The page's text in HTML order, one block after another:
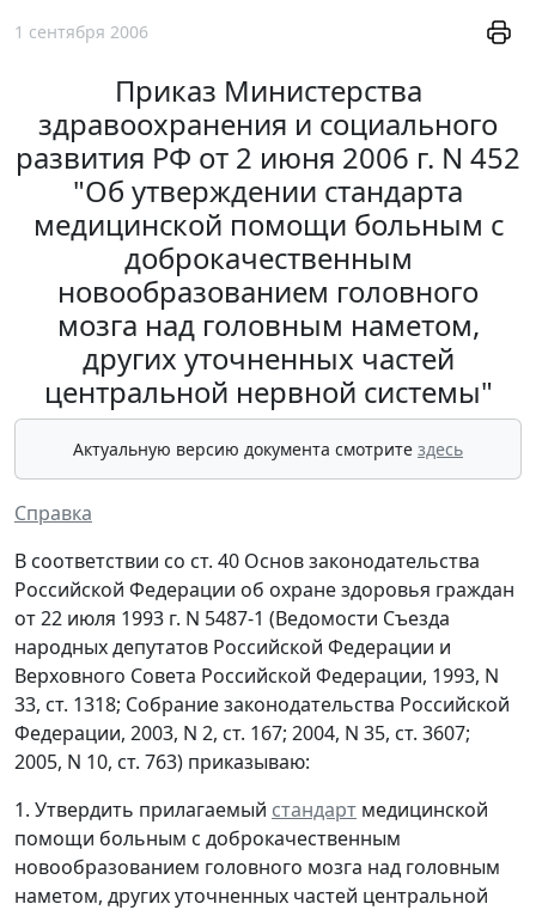
1 сентября 2006
Приказ Министерства
здравоохранения и социального
развития РФ от 2 июня 2006 г. N 452
"Об утверждении стандарта
медицинской помощи больным с
доброкачественным
новообразованием головного
мозга над головным наметом,
других уточненных частей
центральной нервной системы"
Актуальную версию документа смотрите здесь
Справка
В соответствии со ст. 40 Основ законодательства
Российской Федерации об охране здоровья граждан
от 22 июля 1993 г. N 5487-1 (Ведомости Съезда
народных депутатов Российской Федерации и
Верховного Совета Российской Федерации, 1993, N
33, ст. 1318; Собрание законодательства Российской
Федерации, 2003, N 2, ст. 167; 2004, N 35, ст. 3607;
2005, N 10, ст. 763) приказываю:
1. Утвердить прилагаемый стандарт медицинской
помощи больным с доброкачественным
новообразованием головного мозга над головным
наметом, других уточненных частей центральной